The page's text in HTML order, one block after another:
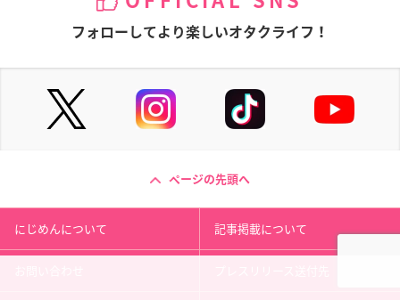
フォローしてより楽しいオタクライフ！
ページの先頭へ
にじめんについて 記事掲載について